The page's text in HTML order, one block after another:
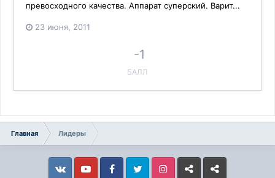
превосходного качества. Аппарат суперский. Варит...
23 июня, 2011
-1
БАЛЛ
Главная Лидеры